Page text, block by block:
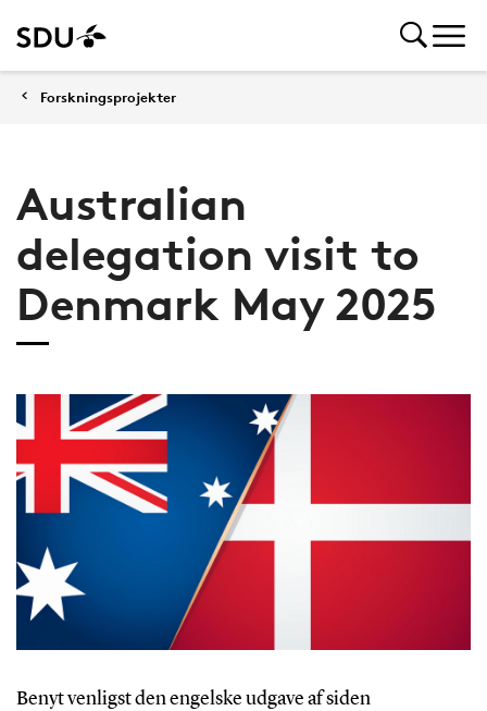
Forskningsprojekter
Australian
delegation visit to
Denmark May 2025
Benyt venligst den engelske udgave af siden